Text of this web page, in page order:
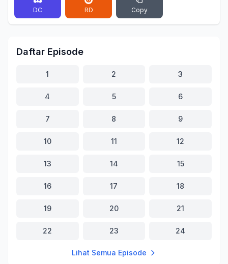
DC RD Copy
Daftar Episode
1 2 3
4 5 6
7 8 9
10 11 12
13 14 15
16 17 18
19 20 21
22 23 24
Lihat Semua Episode